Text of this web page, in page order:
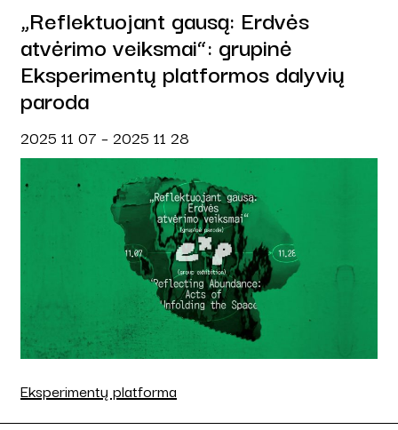
„Reflektuojant gausą: Erdvės
atvėrimo veiksmai“: grupinė
Eksperimentų platformos dalyvių
paroda
2025 11 07 – 2025 11 28
Eksperimentų platforma